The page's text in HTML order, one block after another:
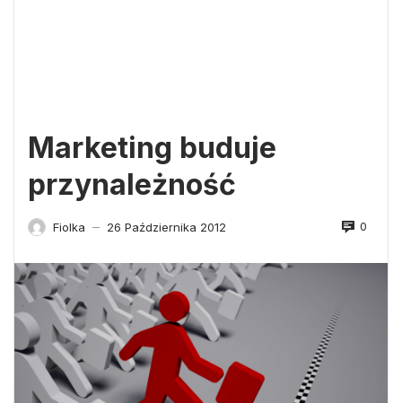
Marketing buduje
przynależność
Fiolka — 26 Października 2012 0